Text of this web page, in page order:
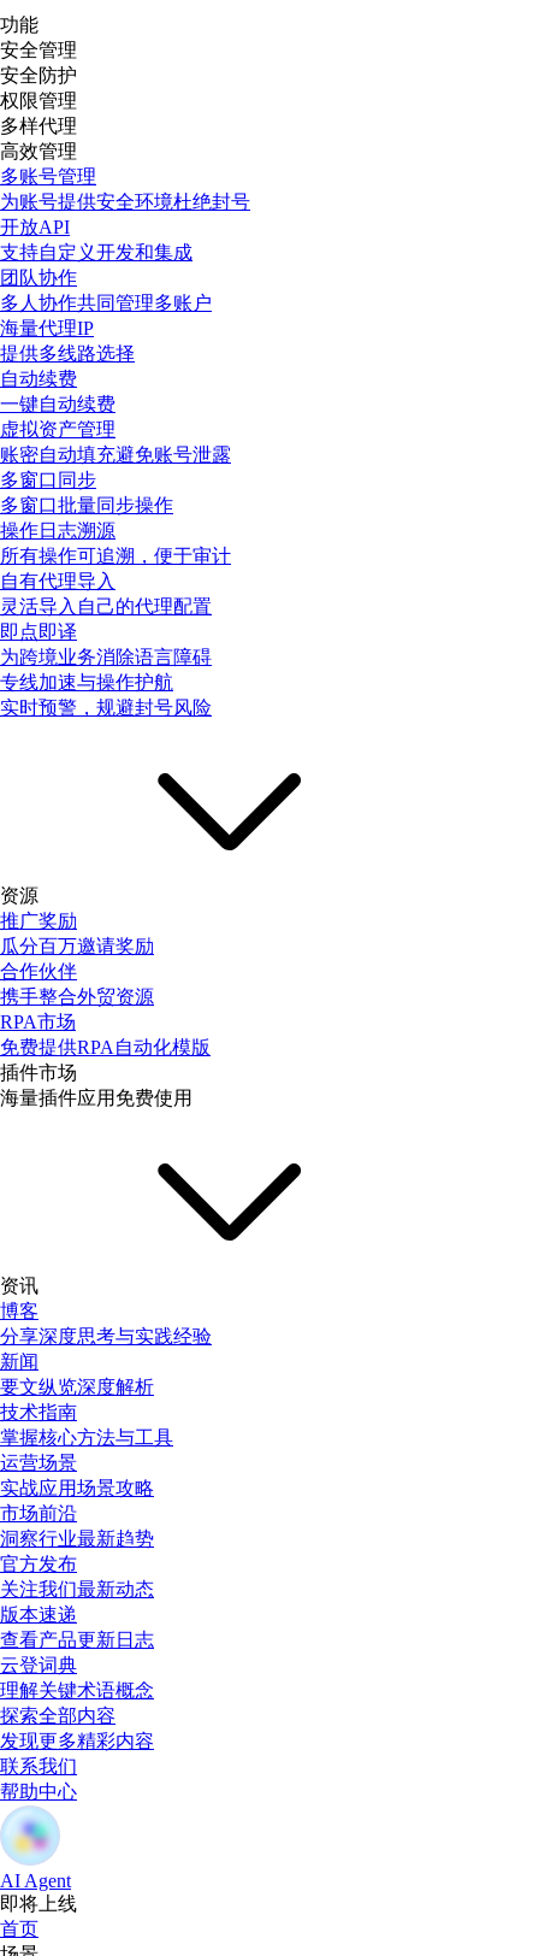
功能
安全管理
安全防护
权限管理
多样代理
高效管理
多账号管理
为账号提供安全环境杜绝封号
开放API
支持自定义开发和集成
团队协作
多人协作共同管理多账户
海量代理IP
提供多线路选择
自动续费
一键自动续费
虚拟资产管理
账密自动填充避免账号泄露
多窗口同步
多窗口批量同步操作
操作日志溯源
所有操作可追溯，便于审计
自有代理导入
灵活导入自己的代理配置
即点即译
为跨境业务消除语言障碍
专线加速与操作护航
实时预警，规避封号风险
资源
推广奖励
瓜分百万邀请奖励
合作伙伴
携手整合外贸资源
RPA市场
免费提供RPA自动化模版
插件市场
海量插件应用免费使用
资讯
博客
分享深度思考与实践经验
新闻
要文纵览深度解析
技术指南
掌握核心方法与工具
运营场景
实战应用场景攻略
市场前沿
洞察行业最新趋势
官方发布
关注我们最新动态
版本速递
查看产品更新日志
云登词典
理解关键术语概念
探索全部内容
发现更多精彩内容
联系我们
帮助中心
AI Agent
即将上线
首页